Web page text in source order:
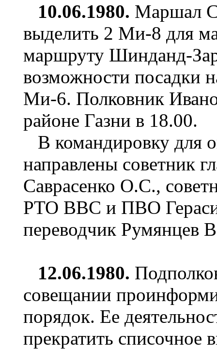
10.06.1980. Маршал
выделить 2 Ми-8 для
маршруту Шинданд-
возможности посадки
Ми-6. Полковник
районе Газни в 18.00.
В командировку для
направлены советник
Саврасенко О.С.,
РТО ВВС и ПВО
переводчик Румянцев
12.06.1980.
совещании
порядок. Ее
прекратить списочное